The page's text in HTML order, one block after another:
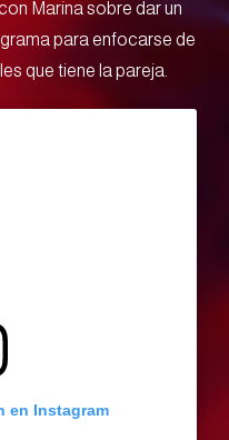
Marina sobre dar un
para enfocarse de
que tiene la pareja.
en Instagram